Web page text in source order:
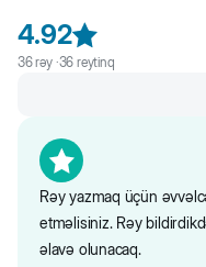
4.92
36rəy ·36 reytinq
Rəy yazmaq üçün
etməlisiniz. Rəy
əlavə olunacaq.